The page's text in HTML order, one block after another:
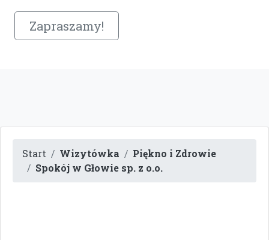
Zapraszamy!
Start Wizytówka
Piękno i Zdrowie
Spokój w Głowie sp. z o.o.